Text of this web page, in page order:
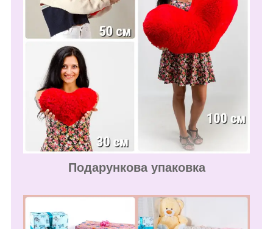
Подарункова упаковка